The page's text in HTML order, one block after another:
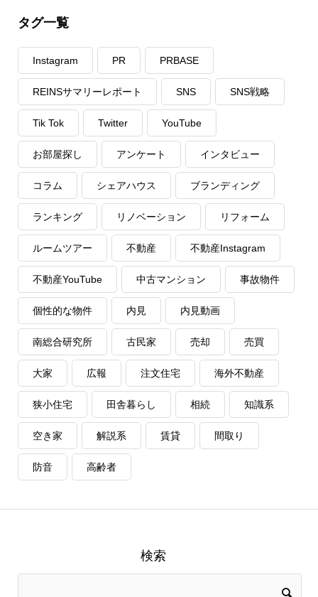
タグ一覧
Instagram PR PRBASE
REINSサマリーレポート SNS SNS戦略
Tik Tok Twitter YouTube
お部屋探し アンケート インタビュー
コラム シェアハウス ブランディング
ランキング リノベーション リフォーム
ルームツアー 不動産 不動産Instagram
不動産YouTube 中古マンション 事故物件
個性的な物件 内見 内見動画
南総合研究所 古民家 売却 売買
大家 広報 注文住宅 海外不動産
狭小住宅 田舎暮らし 相続 知識系
空き家 解説系 賃貸 間取り
防音 高齢者
検索